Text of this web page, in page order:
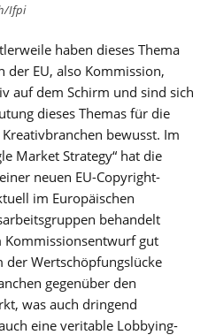
Ifpi
haben dieses Thema
der EU, also Kommission,
auf dem Schirm und sind sich
dieses Themas für die
bewusst. Im
Market Strategy“ hat die
neuen EU-Copyright-
im Europäischen
behandelt
gut
der Wertschöpfungslücke
gegenüber den
was auch dringend
eine veritable Lobbying-